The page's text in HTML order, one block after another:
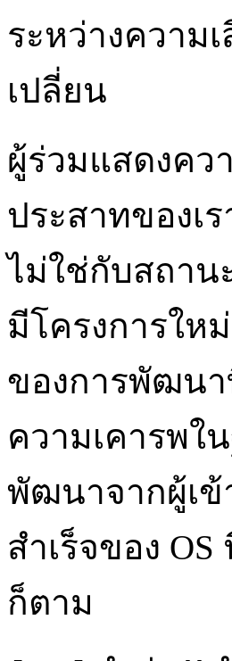
ระหว่างความ
เปลี่ยน
ผู้ร่วมแสดงคว
ประสาทของเ
ไม่ใช่กับสถาน
มีโครงการให
ของการพัฒนา
ความเคารพใ
พัฒนาจากผู้เข้
สำเร็จของ
ก็ตาม